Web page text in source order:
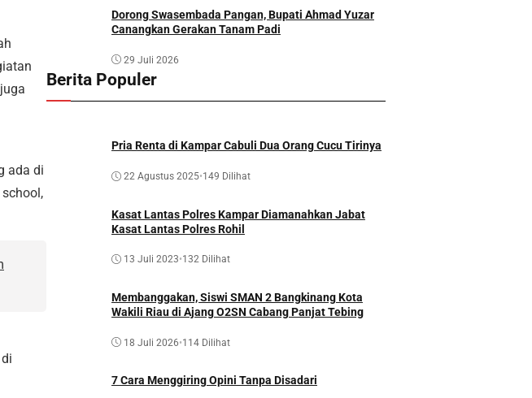
ada di
Dorong Swasembada Pangan, Bupati Ahmad Yuzar
Canangkan Gerakan Tanam Padi
29 Juli 2026
Berita Populer
Pria Renta di Kampar Cabuli Dua Orang Cucu Tirinya
22 Agustus 2025•149 Dilihat
Kasat Lantas Polres Kampar Diamanahkan Jabat
Kasat Lantas Polres Rohil
13 Juli 2023•132 Dilihat
Membanggakan, Siswi SMAN 2 Bangkinang Kota
Wakili Riau di Ajang O2SN Cabang Panjat Tebing
18 Juli 2026•114 Dilihat
7 Cara Menggiring Opini Tanpa Disadari